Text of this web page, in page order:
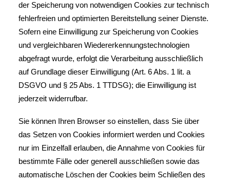
der Speicherung von notwendigen Cookies zur technisch
fehlerfreien und optimierten Bereitstellung seiner Dienste.
Sofern eine Einwilligung zur Speicherung von Cookies
und vergleichbaren Wiedererkennungstechnologien
abgefragt wurde, erfolgt die Verarbeitung ausschließlich
auf Grundlage dieser Einwilligung (Art. 6 Abs. 1 lit. a
DSGVO und § 25 Abs. 1 TTDSG); die Einwilligung ist
jederzeit widerrufbar.
Sie können Ihren Browser so einstellen, dass Sie über
das Setzen von Cookies informiert werden und Cookies
nur im Einzelfall erlauben, die Annahme von Cookies für
bestimmte Fälle oder generell ausschließen sowie das
automatische Löschen der Cookies beim Schließen des